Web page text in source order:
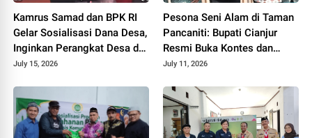
Kamrus Samad dan BPK RI
Gelar Sosialisasi Dana Desa,
Inginkan Perangkat Desa di
Cianjur Tidur Nyenyak Tanpa
July 15, 2026
Pesona Seni Alam di Taman
Pancaniti: Bupati Cianjur
Resmi Buka Kontes dan
Pameran Bonsai dan Suiseki
July 11, 2026